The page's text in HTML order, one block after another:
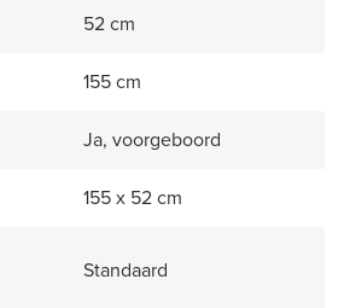
52 cm
155 cm
Ja, voorgeboord
155 x 52 cm
Standaard